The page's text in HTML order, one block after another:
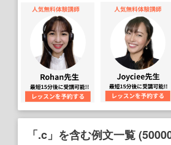
「.c」を含む例文一覧